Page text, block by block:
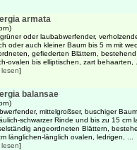
armata
oder laubabwerfender,
oder auch kleiner Baum bis 5 m mit
gefiederten Blättern, bestehend
ovalen bis elliptischen, zart behaarten,
lesen]
balansae
mittelgroßser, buschiger
schwarzer Rinde und bis zu 15 cm
angeordneten Blättern,
länglichen-länglich ovalen, ledrigen, ...
lesen]